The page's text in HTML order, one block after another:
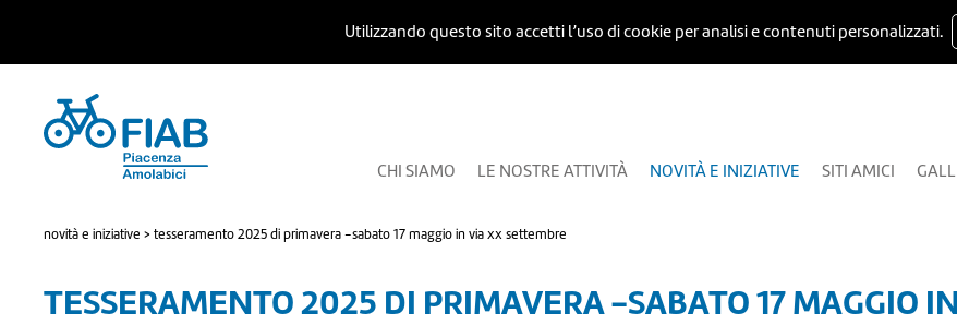
Utilizzando questo sito accetti l’uso di cookie per analisi e contenuti personalizzati.
CHI SIAMO LE NOSTRE ATTIVITÀ NOVITÀ E INIZIATIVE SITI AMICI
novità e iniziative > tesseramento 2025 di primavera -sabato 17 maggio in via xx settembre
TESSERAMENTO 2025 DI PRIMAVERA -SABATO 17 MAGGIO